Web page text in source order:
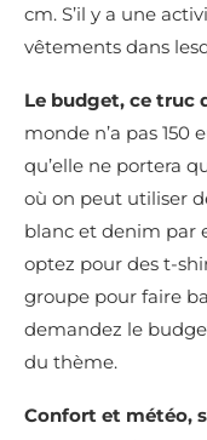
cm. S’il y a une
vêtements dans
Le budget, ce truc
monde n’a pas 150
qu’elle ne portera
où on peut utiliser
blanc et denim par
optez pour des t-
groupe pour faire
demandez le
du thème.
Confort et météo,